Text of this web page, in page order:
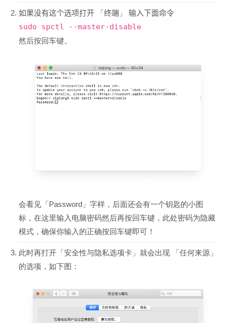
如果没有这个选项打开 「终端 」 输入下面命令
sudo spctl --master-disable
然后按回车键。
会看见「Password」字样，后面还会有一个钥匙的小图
标，在这里输入电脑密码然后再按回车键，此处密码为隐藏
模式，确保你输入的正确按回车键即可！
此时再打开「安全性与隐私选项卡」就会出现 「任何来源」
的选项，如下图：